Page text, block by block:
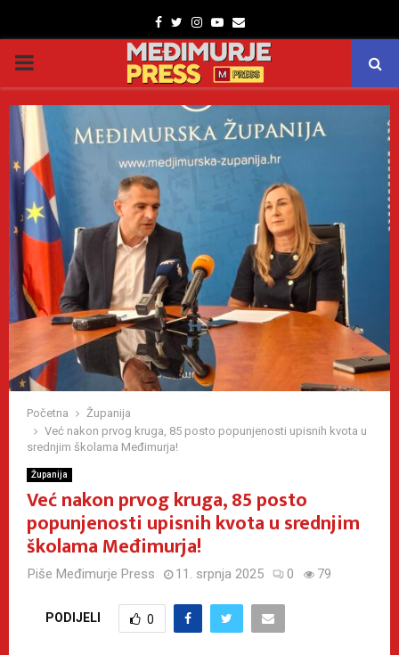
Facebook
TwitterInstagram
Youtube
Email
PRIMARY
MENU
Početna
Županija
Već nakon prvog kruga, 85 posto popunjenosti upisnih kvota u
srednjim školama Međimurja!
Županija
Već nakon prvog kruga, 85 posto
popunjenosti upisnih kvota u srednjim
školama Međimurja!
Piše Međimurje Press 11. srpnja 2025 0 79
PODIJELI 0